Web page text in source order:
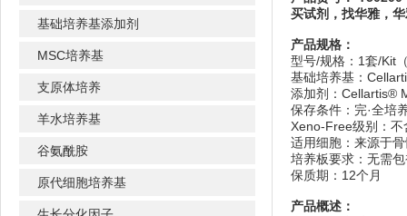
基础培养基添加剂
MSC培养基
支原体培养
羊水培养基
谷氨酰胺
原代细胞培养基
买试剂，找华雅，
产品规格：
型号/规格：1套/Kit
基础培养基：
添加剂：Cellartis®
保存条件：完·全培
Xeno-Free级别：不
适用细胞：来源于
培养板要求：无需
保质期：12个月
产品概述：